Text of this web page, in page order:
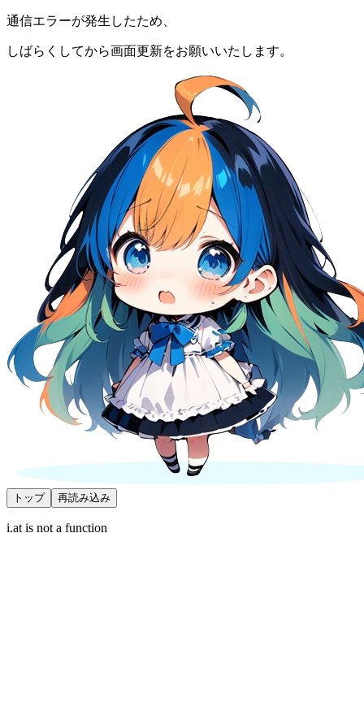
通信エラーが発生したため、
しばらくしてから画面更新をお願いいたします。
トップ 再読み込み
i.at is not a function